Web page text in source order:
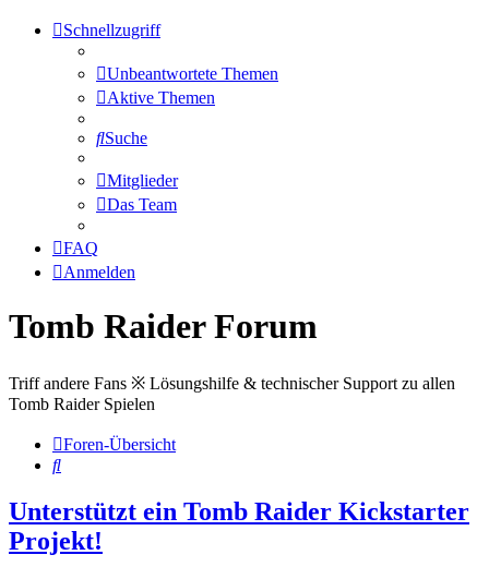
Schnellzugriff
Unbeantwortete Themen
Aktive Themen
Suche
Mitglieder
Das Team
FAQ
Anmelden
Tomb Raider Forum
Triff andere Fans ※ Lösungshilfe & technischer Support zu allen
Tomb Raider Spielen
Foren-Übersicht
Suche
Unterstützt ein Tomb Raider Kickstarter
Projekt!